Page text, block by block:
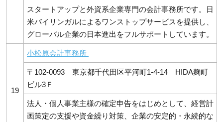
スタートアップと外資系企業専門の会計事務所です。日
米バイリンガルによるワンストップサービスを提供し、
グローバル企業の日本進出をフルサポートしています。
19
小松原会計事務所
〒102-0093 東京都千代田区平河町1-4-14 HIDA麹町
ビル3Ｆ
法人・個人事業主様の確定申告をはじめとして、経営計
画策定の支援や資金繰り対策、企業の安定的・永続的な